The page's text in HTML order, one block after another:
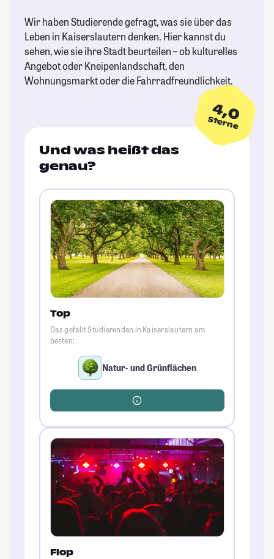
Wir haben Studierende gefragt, was sie über das
Leben in Kaiserslautern denken. Hier kannst du
sehen, wie sie ihre Stadt beurteilen – ob kulturelles
Angebot oder Kneipenlandschaft, den
Wohnungsmarkt oder die Fahrradfreundlichkeit.
4,0
Sterne
Und was heißt das
genau?
Top
Das gefällt Studierenden in Kaiserslautern am
besten:
Natur- und Grünflächen
Flop